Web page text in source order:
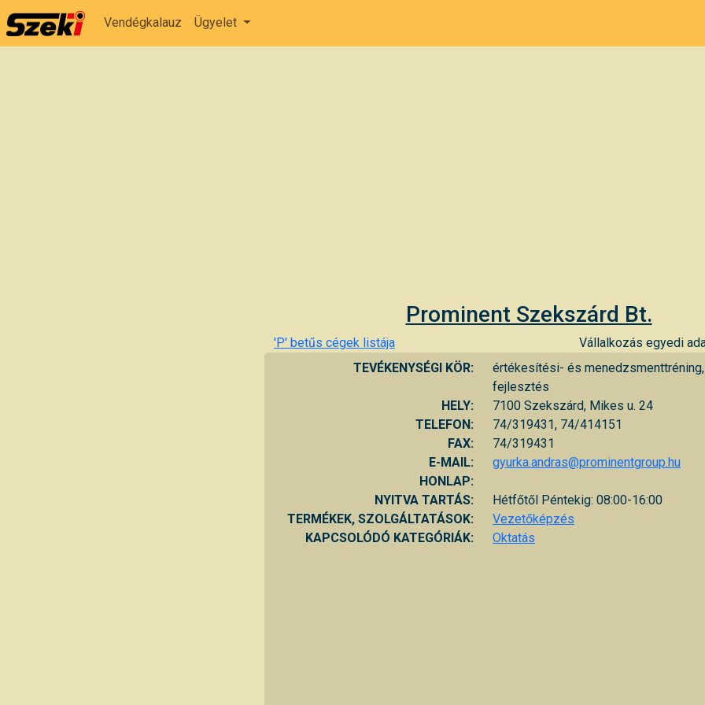
Vendégkalauz Ügyelet
Prominent Szekszárd Bt.
'P' betűs cégek listája
Vállalkozás egyedi
TEVÉKENYSÉGI KÖR:
értékesítési- és
fejlesztés
HELY:
7100 Szekszárd, Mikes u. 24
TELEFON:
74/319431, 74/414151
FAX:
74/319431
E-MAIL:
gyurka.andras@prominentgroup.hu
HONLAP:
NYITVA TARTÁS:
Hétfőtől Péntekig: 08:00-16:00
TERMÉKEK, SZOLGÁLTATÁSOK:
Vezetőképzés
KAPCSOLÓDÓ KATEGÓRIÁK:
Oktatás